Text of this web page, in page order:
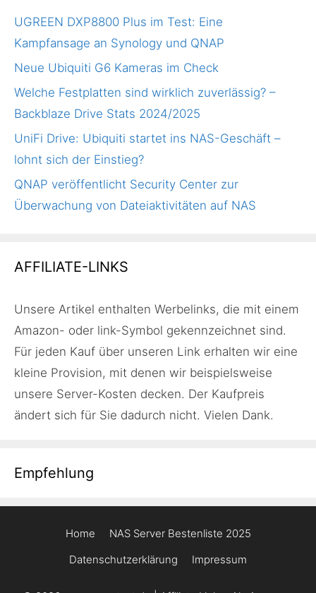
UGREEN DXP8800 Plus im Test: Eine
Kampfansage an Synology und QNAP
Neue Ubiquiti G6 Kameras im Check
Welche Festplatten sind wirklich zuverlässig? –
Backblaze Drive Stats 2024/2025
UniFi Drive: Ubiquiti startet ins NAS-Geschäft –
lohnt sich der Einstieg?
QNAP veröffentlicht Security Center zur
Überwachung von Dateiaktivitäten auf NAS
AFFILIATE-LINKS
Unsere Artikel enthalten Werbelinks, die mit einem
Amazon- oder link-Symbol gekennzeichnet sind.
Für jeden Kauf über unseren Link erhalten wir eine
kleine Provision, mit denen wir beispielsweise
unsere Server-Kosten decken. Der Kaufpreis
ändert sich für Sie dadurch nicht. Vielen Dank.
Empfehlung
Home
NAS Server Bestenliste 2025
Datenschutzerklärung
Impressum